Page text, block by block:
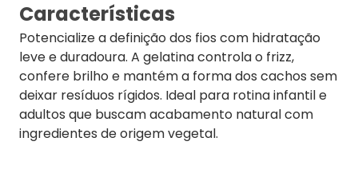
Características
Potencialize a definição dos fios com hidratação
leve e duradoura. A gelatina controla o frizz,
confere brilho e mantém a forma dos cachos sem
deixar resíduos rígidos. Ideal para rotina infantil e
adultos que buscam acabamento natural com
ingredientes de origem vegetal.